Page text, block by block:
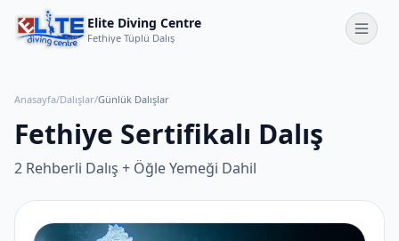
Elite Diving Centre
Fethiye Tüplü Dalış
Anasayfa/Dalışlar/Günlük Dalışlar
Fethiye Sertifikalı Dalış
2 Rehberli Dalış + Öğle Yemeği Dahil